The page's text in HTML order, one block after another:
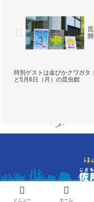
特別ゲストは金ぴかクワガタ
と5月6日（月）の昆虫館
© NPO
メニュー ホーム